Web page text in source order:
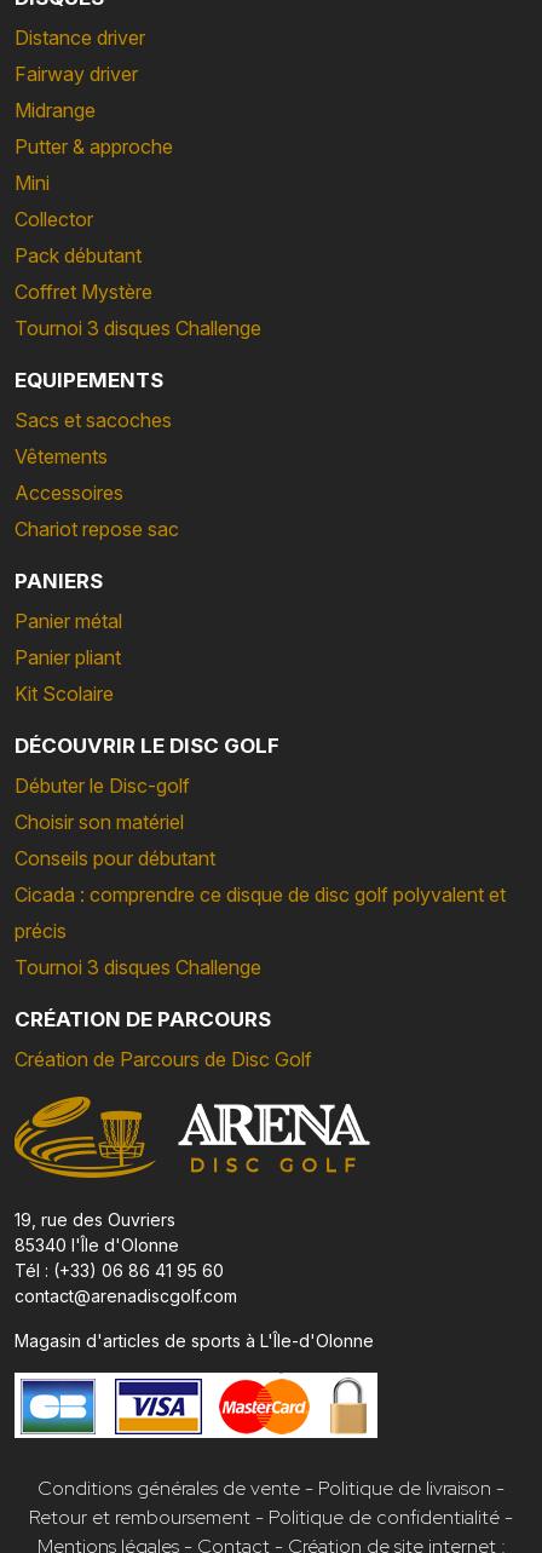
Distance driver
Fairway driver
Midrange
Putter & approche
Mini
Collector
Pack débutant
Coffret Mystère
Tournoi 3 disques Challenge
EQUIPEMENTS
Sacs et sacoches
Vêtements
Accessoires
Chariot repose sac
PANIERS
Panier métal
Panier pliant
Kit Scolaire
DÉCOUVRIR LE DISC GOLF
Débuter le Disc-golf
Choisir son matériel
Conseils pour débutant
Cicada : comprendre ce disque de disc golf polyvalent et
précis
Tournoi 3 disques Challenge
CRÉATION DE PARCOURS
Création de Parcours de Disc Golf
19, rue des Ouvriers
85340 l'Île d'Olonne
Tél : (+33) 06 86 41 95 60
contact@arenadiscgolf.com
Magasin d'articles de sports à L'Île-d'Olonne
Conditions générales de vente- Politique de livraison -
Retour et remboursement- Politique de confidentialité-
Mentions légales- Contact- Création de site internet :